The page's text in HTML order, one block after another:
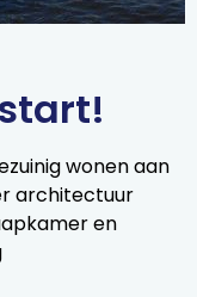
wonen aan
architectuur
en